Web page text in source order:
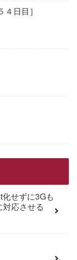
日目］
せずに3Gも
応させる